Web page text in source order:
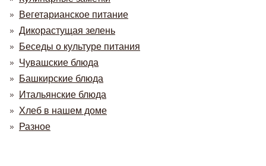
Вегетарианское питание
Дикорастущая зелень
Беседы о культуре питания
Чувашские блюда
Башкирские блюда
Итальянские блюда
Хлеб в нашем доме
Разное